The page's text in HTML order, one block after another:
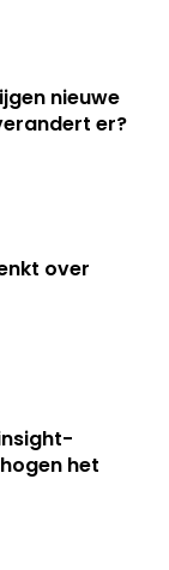
nieuwe
er?
over
het